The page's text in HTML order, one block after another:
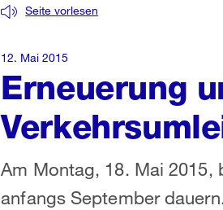
Erneuerung
Seite vorlesen
Am Montag, 18. Mai 2015,
anfangs September
12. Mai 2015